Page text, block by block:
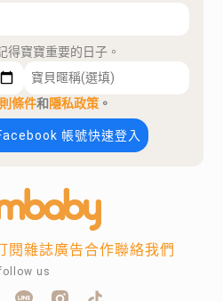
得寶寶重要的日子。
條件和隱私政策 。
帳號快速登入
閱雜誌廣告合作聯絡我們
us